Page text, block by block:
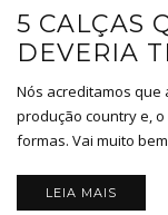
5 CALÇAS
DEVERIA
Nós acreditamos que
produção country e,
formas. Vai muito
LEIA MAIS